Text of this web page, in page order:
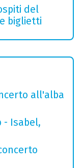
del
biglietti
all'alba
- Isabel,